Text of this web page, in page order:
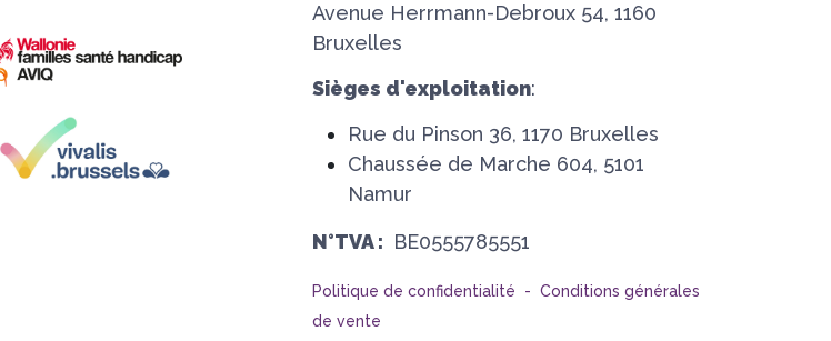
Avenue Herrmann-Debroux 54, 1160
Bruxelles
Sièges d'exploitation:
Rue du Pinson 36, 1170 Bruxelles
Chaussée de Marche 604, 5101
Namur
N°TVA : BE0555785551
Politique de confidentialité - Conditions générales
de vente